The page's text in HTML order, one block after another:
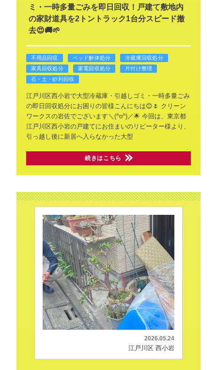
ミ・一時多量ごみを即日回収！戸建て敷地内
の家財道具を2トントラック1台分スピード撤
去😍🚚🌱
不用品回収 ベッド解体処分
冷蔵庫回収処分
家具回収処分
家電回収処分
片付け整理
石・土・砂利回収
江戸川区西小岩で大型冷蔵庫・引越しゴミ・一時多量ごみ
の即日回収処分にお困りの皆様こんにちは😊🌷 クリーン
ワークスの岩佐でございます＼(^o^)／🌟 今回は、東京都
江戸川区西小岩の戸建てにお住まいのリピーター様より、
引っ越し後に新居へ入らなかった大型
続きはこちら
2026.05.24
江戸川区 西小岩